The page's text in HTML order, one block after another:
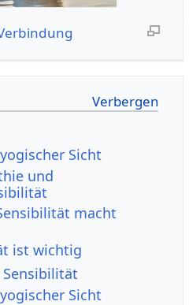
Sicht
und
macht
ist wichtig
Sicht